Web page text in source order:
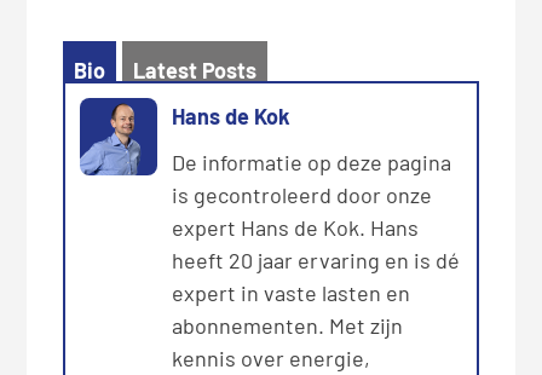
Bio
Latest Posts
Hans de Kok
De informatie op deze pagina
is gecontroleerd door onze
expert Hans de Kok. Hans
heeft 20 jaar ervaring en is dé
expert in vaste lasten en
abonnementen. Met zijn
kennis over energie,